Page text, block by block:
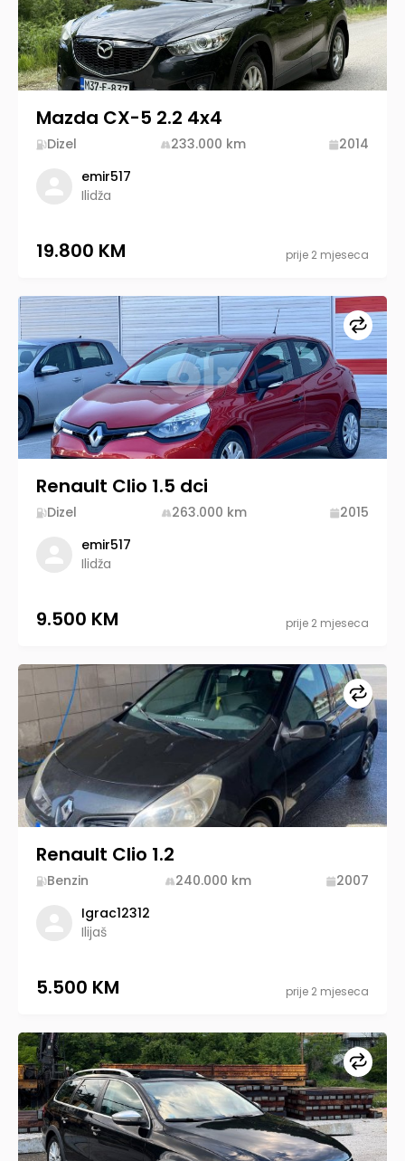
Mazda CX-5 2.2 4x4
Dizel 233.000 km
2014
emir517
Ilidža
19.800 KM prije 2 mjeseca
Renault Clio 1.5 dci
Dizel 263.000 km
2015
emir517
Ilidža
9.500 KM prije 2 mjeseca
Renault Clio 1.2
Benzin 240.000 km
2007
Igrac12312
Ilijaš
5.500 KM prije 2 mjeseca